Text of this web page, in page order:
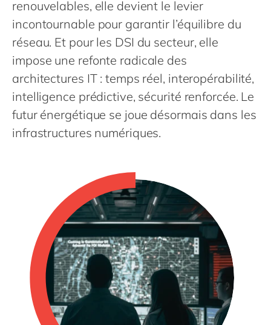
Philippines
Singapore
Switzerland
UK & Ireland
USA & Canada
renouvelables, elle devient le levier
incontournable pour garantir l’équilibre du
réseau. Et pour les DSI du secteur, elle
impose une refonte radicale des
architectures IT : temps réel, interopérabilité,
intelligence prédictive, sécurité renforcée. Le
futur énergétique se joue désormais dans les
infrastructures numériques.